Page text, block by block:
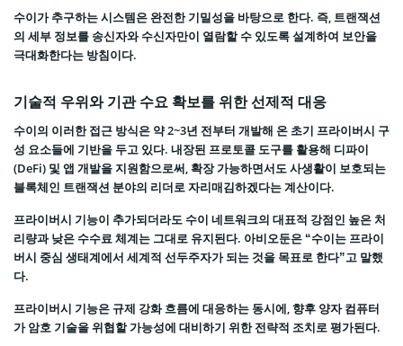
수이가 추구하는 시스템은 완전한 기밀성을 바탕으로 한다. 즉, 트랜잭션
의 세부 정보를 송신자와 수신자만이 열람할 수 있도록 설계하여 보안을
극대화한다는 방침이다.
기술적 우위와 기관 수요 확보를 위한 선제적 대응
수이의 이러한 접근 방식은 약 2~3년 전부터 개발해 온 초기 프라이버시 구
성 요소들에 기반을 두고 있다. 내장된 프로토콜 도구를 활용해 디파이
(DeFi) 및 앱 개발을 지원함으로써, 확장 가능하면서도 사생활이 보호되는
블록체인 트랜잭션 분야의 리더로 자리매김하겠다는 계산이다.
프라이버시 기능이 추가되더라도 수이 네트워크의 대표적 강점인 높은 처
리량과 낮은 수수료 체계는 그대로 유지된다. 아비오둔은 “수이는 프라이
버시 중심 생태계에서 세계적 선두주자가 되는 것을 목표로 한다”고 말했
다.
프라이버시 기능은 규제 강화 흐름에 대응하는 동시에, 향후 양자 컴퓨터
가 암호 기술을 위협할 가능성에 대비하기 위한 전략적 조치로 평가된다.